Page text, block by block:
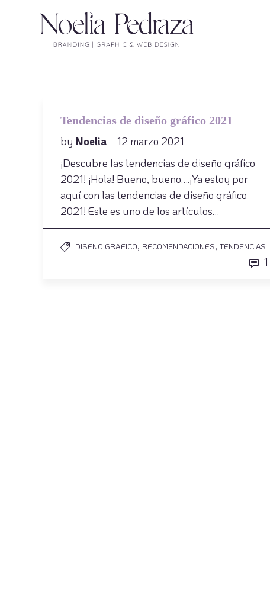
Tendencias de diseño gráfico 2021
by Noelia
12 marzo 2021
¡Descubre las tendencias de diseño gráfico
2021! ¡Hola! Bueno, bueno….¡Ya estoy por
aquí con las tendencias de diseño gráfico
2021! Este es uno de los artículos…
DISEÑO GRAFICO, RECOMENDACIONES, TENDENCIAS
1